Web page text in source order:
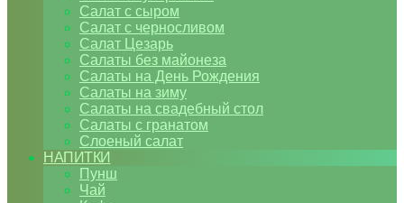
Салат с сыром
Салат с черносливом
Салат Цезарь
Салаты без майонеза
Салаты на День Рождения
Салаты на зиму
Салаты на свадебный стол
Салаты с гранатом
Слоеный салат
НАПИТКИ
Пунш
Чай